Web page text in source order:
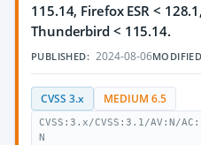
115.14, Firefox ESR <
Thunderbird < 115.14.
PUBLISHED: 2024-08-06
CVSS 3.x MEDIUM 6.5
CVSS:3.x/CVSS:3.1/AV:N/
N